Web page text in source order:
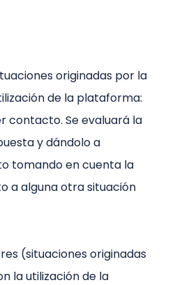
originadas por la
de la plataforma:
contacto. Se evaluará la
y dándolo a
tomando en cuenta la
a alguna otra situación
(situaciones originadas
la utilización de la